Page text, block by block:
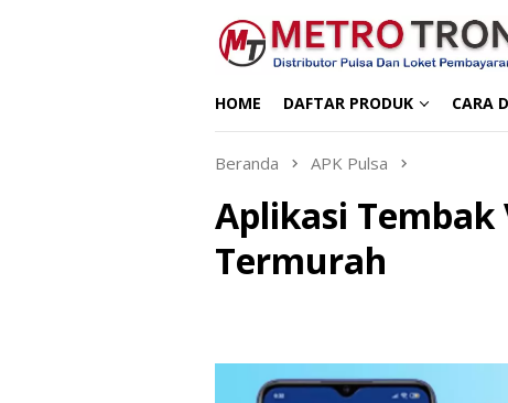
HOME DAFTAR PRODUK CARA
Beranda APK Pulsa
Aplikasi Tembak
Termurah